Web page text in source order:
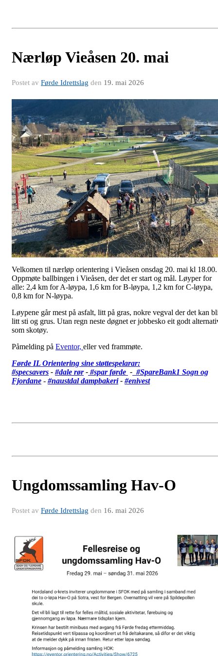
Nærløp Vieåsen 20. mai
Postet av Førde Idrettslag den 19. mai 2026
Velkomen til nærløp orientering i Vieåsen onsdag 20. mai kl 18.00.
Oppmøte ballbingen i Vieåsen, der det er start og mål. Løyper for
alle: 2,4 km for A-løypa, 1,6 km for B-løypa, 1,2 km for C-løypa,
0,8 km for N-løypa.
Løypene går mest på asfalt, litt på gras, nokre vegval der det kan
litt sti og grus. Utan regn neste døgnet er jobbesko eit godt
som skotøy.
Påmelding på Eventor, eller ved frammøte.
Førde IL Orientering sine støttespelarar:
#specsavers - #dale rør- #spar førde - #SpareBank1 Sogn og
Fjordane - #naustdal dampbakeri - #enivest
Ungdomssamling Hav-O
Postet av Førde Idrettslag den 16. mai 2026